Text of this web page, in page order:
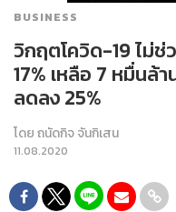
BUSINESS
วิกฤตโควิด-19 ไม่
17% เหลือ 7 หมื่นล้
ลดลง 25%
โดยถนัดกิจ จันกิเสน
11.08.2020